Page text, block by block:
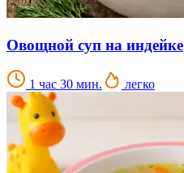
Овощной суп на индейке
1 час 30 мин. легко